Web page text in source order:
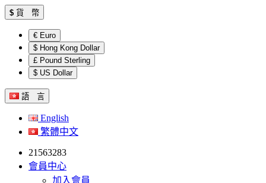
$ 貨 幣
€ Euro
$ Hong Kong Dollar
£ Pound Sterling
$ US Dollar
語 言
English
繁體中文
21563283
會員中心
加入會員